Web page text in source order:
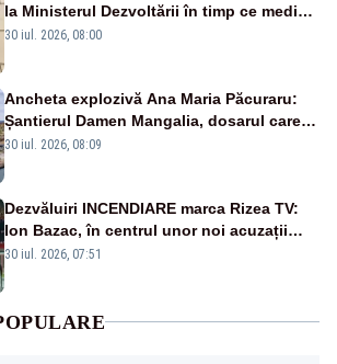
la Ministerul Dezvoltării în timp ce medicii
ies în stradă
30 iul. 2026, 08:00
Ancheta explozivă Ana Maria Păcuraru:
Șantierul Damen Mangalia, dosarul care
scufundă apărarea României
30 iul. 2026, 08:09
Dezvăluiri INCENDIARE marca Rizea TV:
Ion Bazac, în centrul unor noi acuzații
publice
30 iul. 2026, 07:51